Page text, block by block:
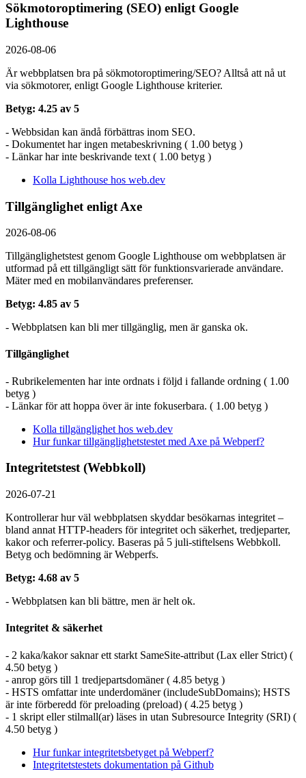
Sökmotoroptimering (SEO) enligt Google
Lighthouse
2026-08-06
Är webbplatsen bra på sökmotoroptimering/SEO? Alltså att nå ut
via sökmotorer, enligt Google Lighthouse kriterier.
Betyg: 4.25 av 5
- Webbsidan kan ändå förbättras inom SEO.
- Dokumentet har ingen metabeskrivning ( 1.00 betyg )
- Länkar har inte beskrivande text ( 1.00 betyg )
Kolla Lighthouse hos web.dev
Tillgänglighet enligt Axe
2026-08-06
Tillgänglighetstest genom Google Lighthouse om webbplatsen är
utformad på ett tillgängligt sätt för funktionsvarierade användare.
Mäter med en mobil­användares preferenser.
Betyg: 4.85 av 5
- Webbplatsen kan bli mer tillgänglig, men är ganska ok.
Tillgänglighet
- Rubrikelementen har inte ordnats i följd i fallande ordning ( 1.00
betyg )
- Länkar för att hoppa över är inte fokuserbara. ( 1.00 betyg )
Kolla tillgänglighet hos web.dev
Hur funkar tillgänglighetstestet med Axe på Webperf?
Integritetstest (Webbkoll)
2026-07-21
Kontrollerar hur väl webbplatsen skyddar besökarnas integritet –
bland annat HTTP-headers för integritet och säkerhet, tredjeparter,
kakor och referrer-policy. Baseras på 5 juli-stiftelsens Webbkoll.
Betyg och bedömning är Webperfs.
Betyg: 4.68 av 5
- Webbplatsen kan bli bättre, men är helt ok.
Integritet & säkerhet
- 2 kaka/kakor saknar ett starkt SameSite-attribut (Lax eller Strict) (
4.50 betyg )
- anrop görs till 1 tredjepartsdomäner ( 4.85 betyg )
- HSTS omfattar inte underdomäner (includeSubDomains); HSTS
är inte förberedd för preloading (preload) ( 4.25 betyg )
- 1 skript eller stilmall(ar) läses in utan Subresource Integrity (SRI) (
4.50 betyg )
Hur funkar integritetsbetyget på Webperf?
Integritetstestets dokumentation på Github